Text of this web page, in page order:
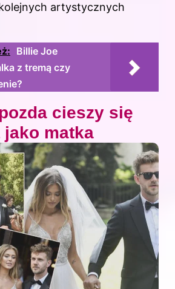
artystycznych
Billie Joe
z tremą czy
cieszy się
matka